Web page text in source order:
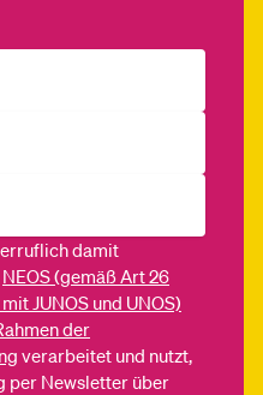
damit
NEOS (gemäß Art 26
JUNOS und UNOS)
der
verarbeitet und nutzt,
per Newsletter über